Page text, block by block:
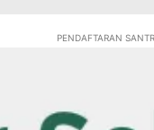
PENDAFTARAN